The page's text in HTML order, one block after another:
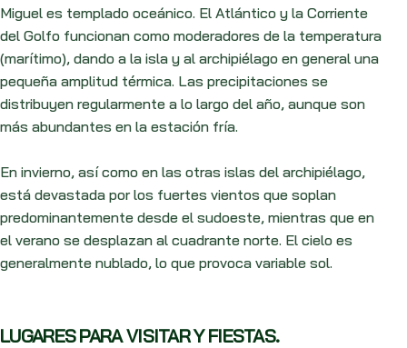
Miguel es templado oceánico. El Atlántico y la Corriente
del Golfo funcionan como moderadores de la temperatura
(marítimo), dando a la isla y al archipiélago en general una
pequeña amplitud térmica. Las precipitaciones se
distribuyen regularmente a lo largo del año, aunque son
más abundantes en la estación fría.
En invierno, así como en las otras islas del archipiélago,
está devastada por los fuertes vientos que soplan
predominantemente desde el sudoeste, mientras que en
el verano se desplazan al cuadrante norte. El cielo es
generalmente nublado, lo que provoca variable sol.
LUGARES PARA VISITAR Y FIESTAS.